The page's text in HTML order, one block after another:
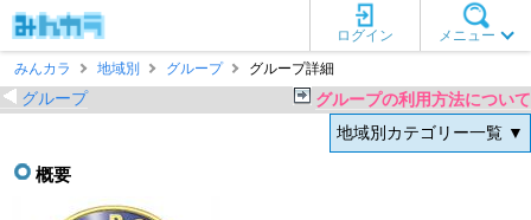
メニュー
ログイン
みんカラ
地域別 グループ グループ詳細
グループ
グループの利用方法について
地域別カテゴリー一覧 ▼
概要